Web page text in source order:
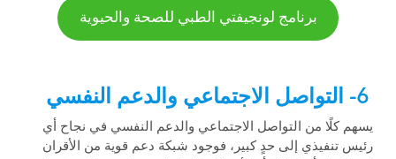
برنامج لونجيفتي الطبي للصحة والحيوية
6- التواصل الاجتماعي والدعم النفسي
يسهم كلًا من التواصل الاجتماعي والدعم النفسي في نجاح أي
رئيس تنفيذي إلى حدٍ كبير، فوجود شبكة دعم قوية من الأقران